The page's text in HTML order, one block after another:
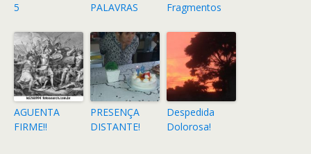
5
PALAVRAS
Fragmentos
AGUENTA
FIRME!!
PRESENÇA
DISTANTE!
Despedida
Dolorosa!